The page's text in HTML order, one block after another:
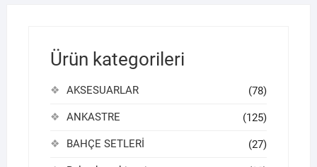
Ürün kategorileri
AKSESUARLAR (78)
ANKASTRE (125)
BAHÇE SETLERİ (27)